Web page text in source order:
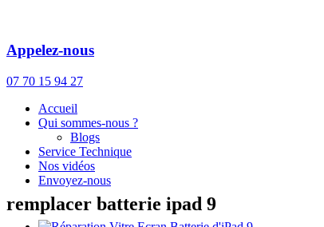
Appelez-nous
07 70 15 94 27
Accueil
Qui sommes-nous ?
Blogs
Service Technique
Nos vidéos
Envoyez-nous
remplacer batterie ipad 9